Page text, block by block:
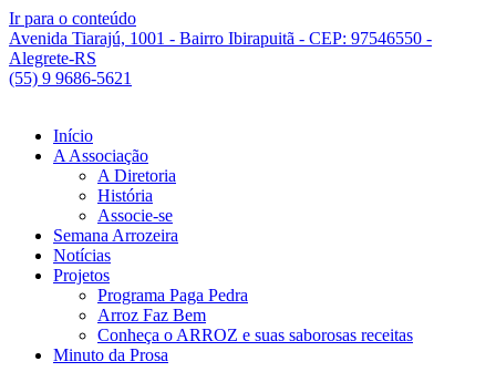
Ir para o conteúdo
Avenida Tiarajú, 1001 - Bairro Ibirapuitã - CEP: 97546550 -
Alegrete-RS
(55) 9 9686-5621
Início
A Associação
A Diretoria
História
Associe-se
Semana Arrozeira
Notícias
Projetos
Programa Paga Pedra
Arroz Faz Bem
Conheça o ARROZ e suas saborosas receitas
Minuto da Prosa